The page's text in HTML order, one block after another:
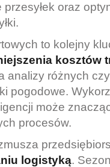
oraz
to kolejny
kosztów
analizy różnych
pogodowe.
może
procesów.
logistyką.